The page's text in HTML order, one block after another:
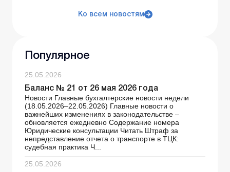
Ко всем новостям
Популярное
25.05.2026
Баланс № 21 от 26 мая 2026 года
Новости Главные бухгалтерские новости недели
(18.05.2026–22.05.2026) Главные новости о
важнейших изменениях в законодательстве –
обновляется ежедневно Содержание номера
Юридические консультации Читать Штраф за
непредставление отчета о транспорте в ТЦК:
судебная практика Ч...
25.05.2026